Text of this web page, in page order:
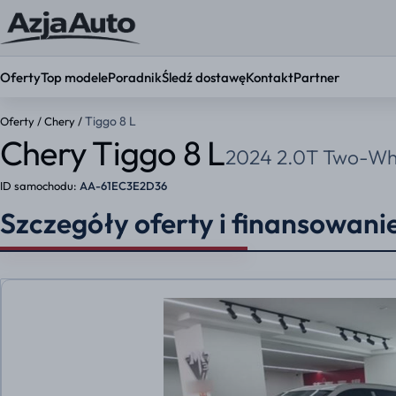
OfertyTop modelePoradnikŚledź dostawęKontaktPartner
KONFIGURATOR
Ustaw
36 mies. 48
Oferty /Chery /Tiggo 8 L
Chery Tiggo 8 L2024 2.0T Two-
ID samochodu: AA-61EC3E2D36
Szczegóły oferty i